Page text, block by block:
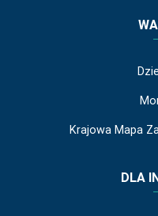
Krajowa Mapa
DLA